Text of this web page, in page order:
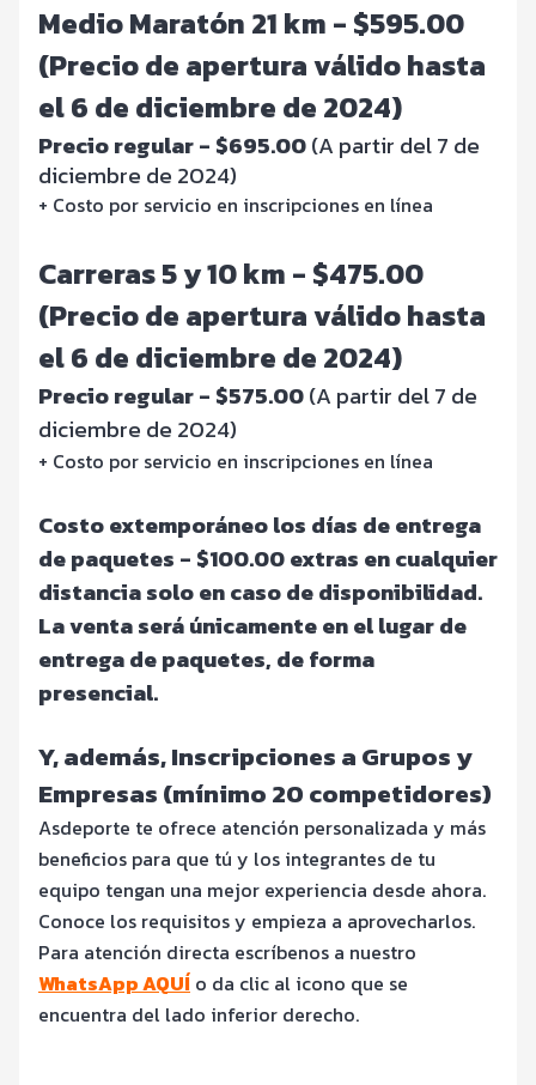
Medio Maratón 21 km - $595.00
(Precio de apertura válido hasta
el 6 de diciembre de 2024)
Precio regular - $695.00(A partir del 7 de
diciembre de 2024)
+ Costo por servicio en inscripciones en línea
Carreras 5 y 10 km - $475.00
(Precio de apertura válido hasta
el 6 de diciembre de 2024)
Precio regular - $575.00(A partir del 7 de
diciembre de 2024)
+ Costo por servicio en inscripciones en línea
Costo extemporáneo los días de entrega
de paquetes - $100.00 extras en cualquier
distancia solo en caso de disponibilidad.
La venta será únicamente en el lugar de
entrega de paquetes, de forma
presencial.
Y, además, Inscripciones a Grupos y
Empresas (mínimo 20 competidores)
Asdeporte te ofrece atención personalizada y más
beneficios para que tú y los integrantes de tu
equipo tengan una mejor experiencia desde ahora.
Conoce los requisitos y empieza a aprovecharlos.
Para atención directa escríbenos a nuestro
WhatsApp AQUÍ o da clic al icono que se
encuentra del lado inferior derecho.